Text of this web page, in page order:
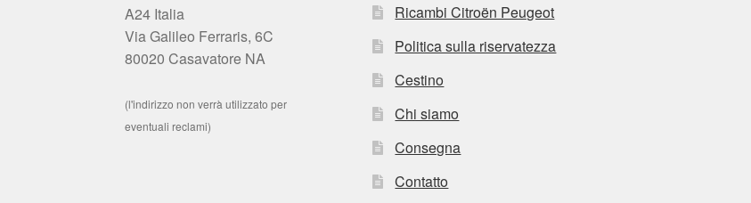
A24 Italia
Via Galileo Ferraris, 6C
80020 Casavatore NA
(l'indirizzo non verrà utilizzato per
eventuali reclami)
Ricambi Citroën Peugeot
Politica sulla riservatezza
Cestino
Chi siamo
Consegna
Contatto